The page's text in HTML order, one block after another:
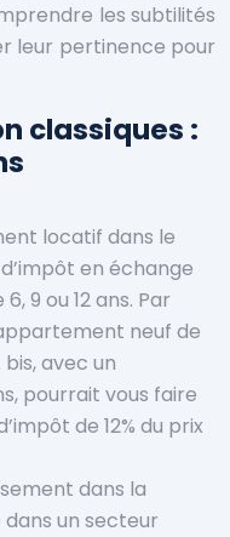
les subtilités
leur pertinence pour
classiques :
locatif dans le
en échange
9 ou 12 ans. Par
neuf de
avec un
pourrait vous faire
de 12% du prix
dans la
dans un secteur